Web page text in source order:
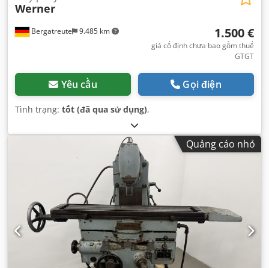
Bergatreute 9.485 km
Werner
1.500 €
giá cố định chưa bao gồm thuế
GTGT
Yêu cầu Gọi điện
Tình trạng: tốt (đã qua sử dụng),
Quảng cáo nhỏ